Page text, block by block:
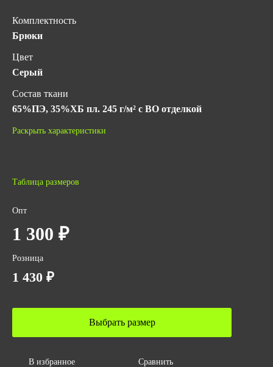
Комплектность
Брюки
Цвет
Серый
Состав ткани
65%ПЭ, 35%ХБ пл. 245 г/м² с ВО отделкой
Гарантийный срок хранения
ГОСТ
ГОСТ 12.4.280-2014
Количество в упаковке
8
Вес за ед,кг
0.6
Объем упаковки,м3
Раскрыть характеристики
Таблица размеров
Опт
1 300 ₽
Розница
1 430 ₽
Выбрать размер
В избранное Сравнить